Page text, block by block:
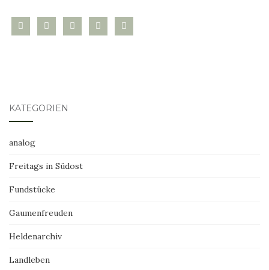
bloglovininstagramtwitter pinterest
mail
KATEGORIEN
analog
Freitags in Südost
Fundstücke
Gaumenfreuden
Heldenarchiv
Landleben